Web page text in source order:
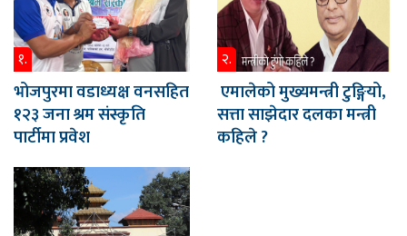
१.
भोजपुरमा वडाध्यक्ष वनसहित
१२३ जना श्रम संस्कृति
पार्टीमा प्रवेश
२.
एमालेको मुख्यमन्त्री टुङ्गियो,
सत्ता साझेदार दलका मन्त्री
कहिले ?